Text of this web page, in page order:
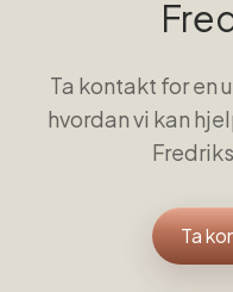
Ta kontakt for en
hvordan vi kan
Ta